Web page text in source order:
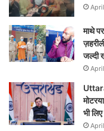
माथे
जल्दी
भी